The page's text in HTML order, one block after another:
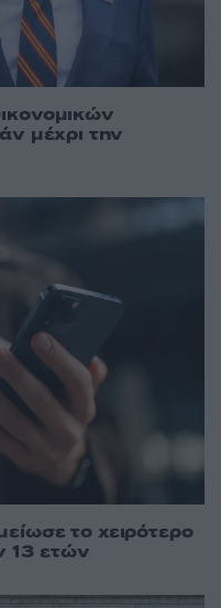
μέχρι την
το χειρότερο
13 ετών